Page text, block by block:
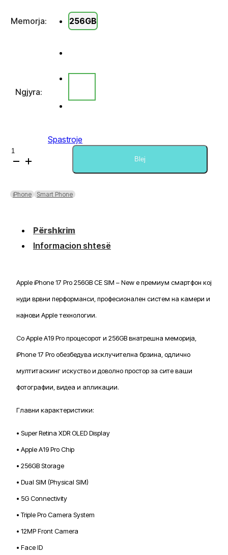
Memorja: 256GB
Ngjyra:
Spastroje
Sasi
Apple
Pro
256GB
Blej
iPhone Smart Phone
Përshkrim
Informacion shtesë
Apple iPhone 17 Pro 256GB CE SIM – New е премиум смартфон кој
нуди врвни перформанси, професионален систем на камери и
најнови Apple технологии.
Со Apple A19 Pro процесорот и 256GB внатрешна меморија,
iPhone 17 Pro обезбедува исклучителна брзина, одлично
мултитаскинг искуство и доволно простор за сите ваши
фотографии, видеа и апликации.
Главни карактеристики:
• Super Retina XDR OLED Display
• Apple A19 Pro Chip
• 256GB Storage
• Dual SIM (Physical SIM)
• 5G Connectivity
• Triple Pro Camera System
• 12MP Front Camera
• Face ID